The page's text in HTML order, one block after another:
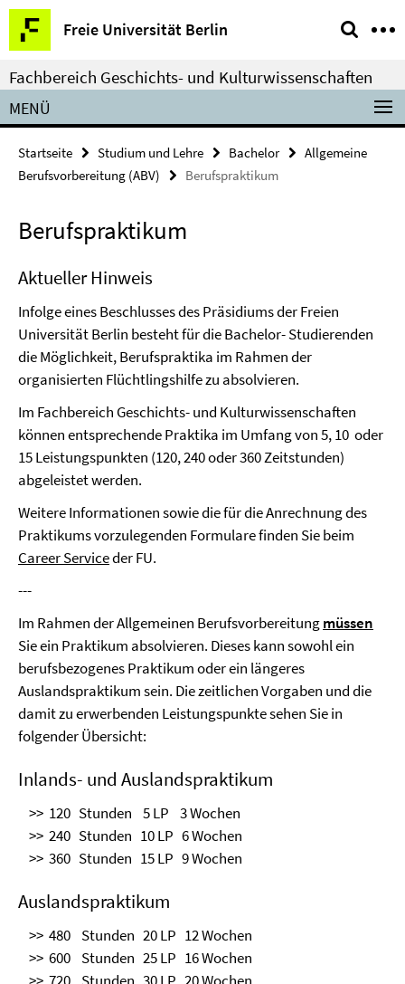
Springe
direkt
zu
Inhalt
Freie Universität Berlin
Service-
Navigation
Fachbereich Geschichts- und Kulturwissenschaften
MENÜ
Startseite Studium und Lehre Bachelor
Allgemeine
Berufsvorbereitung (ABV)
Berufspraktikum
Berufspraktikum
Aktueller Hinweis
Infolge eines Beschlusses des Präsidiums der Freien
Universität Berlin besteht für die Bachelor- Studierenden
die Möglichkeit, Berufspraktika im Rahmen der
organisierten Flüchtlingshilfe zu absolvieren.
Im Fachbereich Geschichts- und Kulturwissenschaften
können entsprechende Praktika im Umfang von 5, 10 oder
15 Leistungspunkten (120, 240 oder 360 Zeitstunden)
abgeleistet werden.
Weitere Informationen sowie die für die Anrechnung des
Praktikums vorzulegenden Formulare finden Sie beim
Career Serviceder FU.
---
Im Rahmen der Allgemeinen Berufsvorbereitungmüssen
Sie ein Praktikum absolvieren. Dieses kann sowohl ein
berufsbezogenes Praktikum oder ein längeres
Auslandspraktikum sein. Die zeitlichen Vorgaben und die
damit zu erwerbenden Leistungspunkte sehen Sie in
folgender Übersicht:
Inlands- und Auslandspraktikum
>> 120 Stunden 5 LP 3 Wochen
>> 240 Stunden 10 LP 6 Wochen
>> 360 Stunden 15 LP 9 Wochen
Auslandspraktikum
>> 480 Stunden 20 LP 12 Wochen
>> 600 Stunden 25 LP 16 Wochen